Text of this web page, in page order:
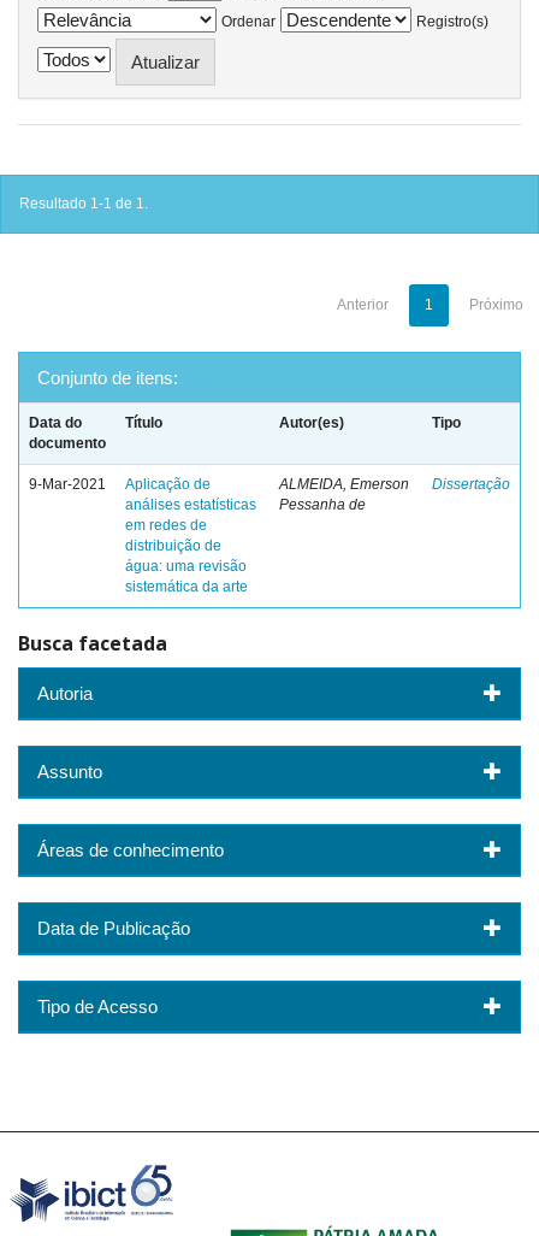
Ordenar
Registro(s)
Resultado 1-1 de 1.
Anterior 1 Próximo
Conjunto de itens:
Data do
documento
Título Autor(es) Tipo
9-Mar-2021
Aplicação de
análises estatísticas
em redes de
distribuição de
água: uma revisão
sistemática da arte
ALMEIDA, Emerson
Pessanha de
Dissertação
Busca facetada
Autoria
Assunto
Áreas de conhecimento
Data de Publicação
Tipo de Acesso